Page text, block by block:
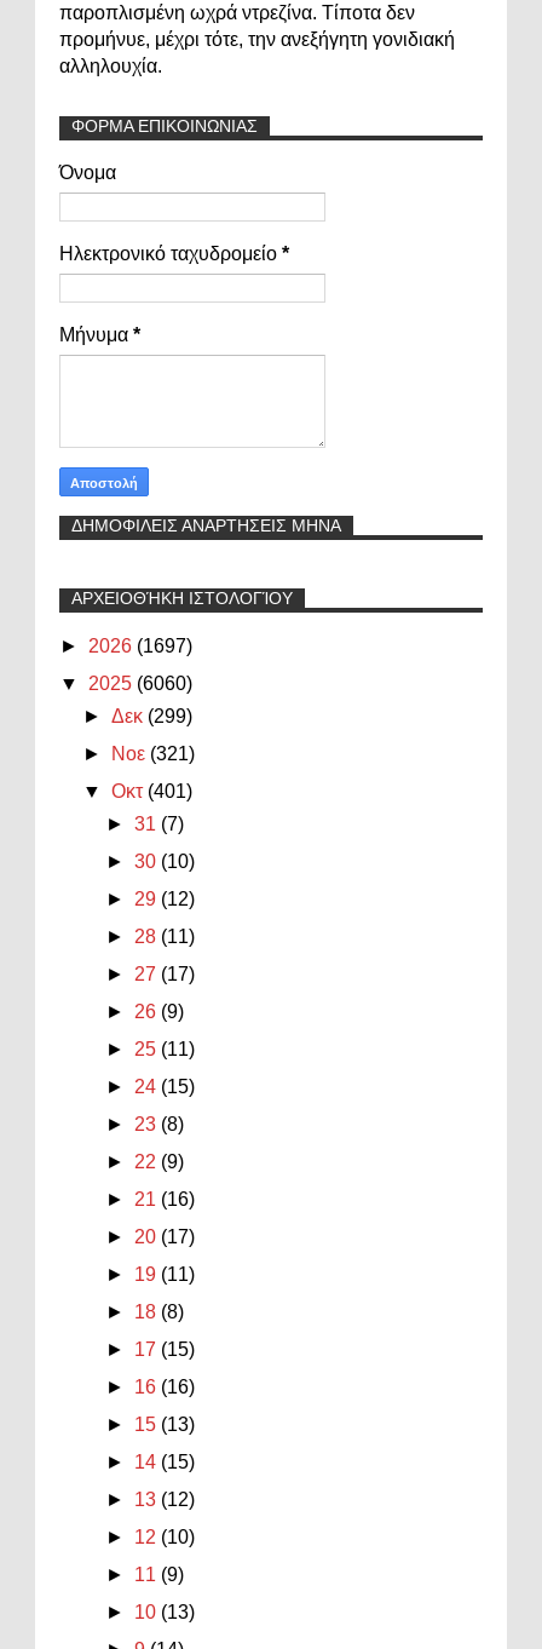
παροπλισμένη ωχρά ντρεζίνα. Τίποτα δεν
προμήνυε, μέχρι τότε, την ανεξήγητη γονιδιακή
αλληλουχία.
ΦΟΡΜΑ ΕΠΙΚΟΙΝΩΝΙΑΣ
Όνομα
Ηλεκτρονικό ταχυδρομείο *
Μήνυμα *
ΔΗΜΟΦΙΛΕΙΣ ΑΝΑΡΤΗΣΕΙΣ ΜΗΝΑ
ΑΡΧΕΙΟΘΉΚΗ ΙΣΤΟΛΟΓΊΟΥ
► 2026 (1697)
▼ 2025 (6060)
►Δεκ (299)
►
Νοε (321)
▼Οκτ (401)
►31 (7)
►30 (10)
► 29 (12)
► 28 (11)
► 27 (17)
► 26 (9)
► 25 (11)
► 24 (15)
► 23 (8)
► 22 (9)
► 21 (16)
► 20 (17)
► 19 (11)
► 18 (8)
► 17 (15)
► 16 (16)
► 15 (13)
► 14 (15)
► 13 (12)
► 12 (10)
► 11 (9)
► 10 (13)